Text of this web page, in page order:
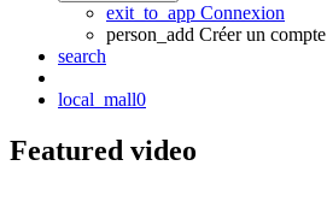
exit_to_app Connexion
person_add Créer un compte
search
local_mall0
Featured video